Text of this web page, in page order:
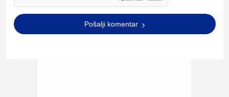
Pošalji komentar